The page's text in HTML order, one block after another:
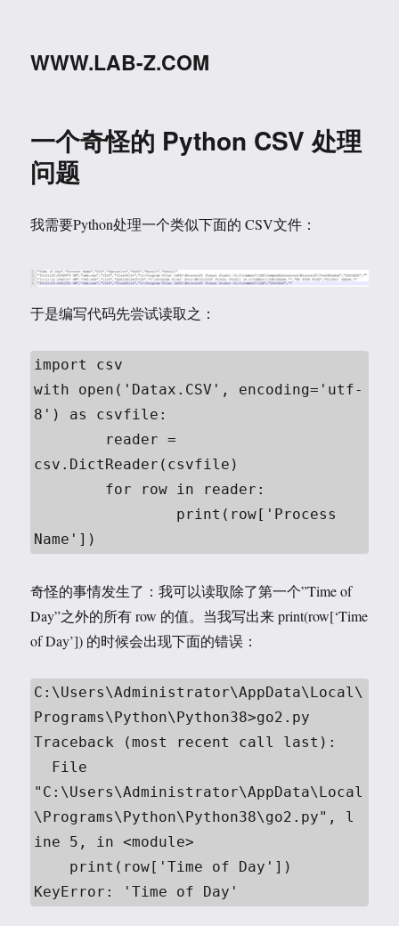
WWW.LAB-Z.COM
一个奇怪的 Python CSV 处理
问题
我需要Python处理一个类似下面的 CSV文件：
于是编写代码先尝试读取之：
import csv
with open('Datax.CSV', encoding='utf-
8') as csvfile:
csv.DictReader(csvfile)
Name'])
奇怪的事情发生了：我可以读取除了第一个”Time of
Day”之外的所有 row 的值。当我写出来 print(row[‘Time
of Day’]) 的时候会出现下面的错误：
C:\Users\Administrator\AppData\Local\
Programs\Python\Python38>go2.py
Traceback (most recent call last):
"C:\Users\Administrator\AppData\Local
\Programs\Python\Python38\go2.py", l
ine 5, in <module>
KeyError: 'Time of Day'